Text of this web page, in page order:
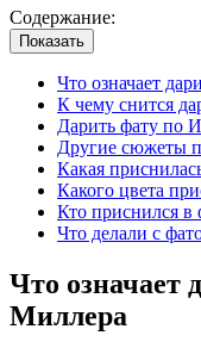
Содержание:
Показать
Что означает
К чему снится
Дарить фату по
Другие сюжеты
Какая
Какого цвета
Кто приснился в
Что делали с
Что означает
Миллера